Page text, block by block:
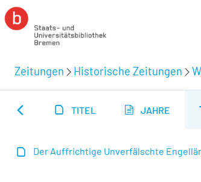
Zeitungen Historische Zeitungen
TITEL JAHRE
Der Auffrichtige Unverfälschte